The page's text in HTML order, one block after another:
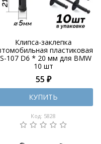
Клипса-заклепка
пластиковая
107 D6 * 20 мм для BMW
10 шт
55 ₽
КУПИТЬ
Код: 5828